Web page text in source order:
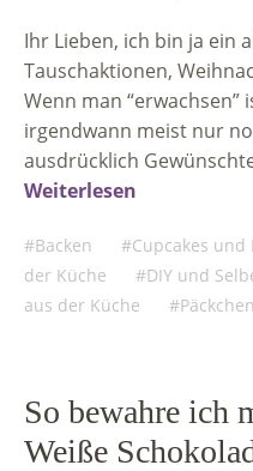
Ihr Lieben, ich bin ja ein
Tauschaktionen,
Wenn man “erwachsen”
irgendwann meist nur
ausdrücklich
Weiterlesen
Backen Cupcakes und
der Küche
DIY und
aus der Küche
So bewahre ich
Weiße